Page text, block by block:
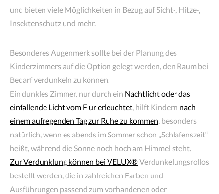
und bieten viele Möglichkeiten in Bezug auf Sicht-, Hitze-,
Insektenschutz und mehr.
Besonderes Augenmerk sollte bei der Planung des
Kinderzimmers auf die Option gelegt werden, den Raum bei
Bedarf verdunkeln zu können.
Ein dunkles Zimmer, nur durch ein Nachtlicht oder das
einfallende Licht vom Flur erleuchtet, hilft Kindern nach
einem aufregenden Tag zur Ruhe zu kommen, besonders
natürlich, wenn es abends im Sommer schon „Schlafenszeit“
heißt, während die Sonne noch hoch am Himmel steht.
Zur Verdunklung können bei VELUX®Verdunkelungsrollos
bestellt werden, die in zahlreichen Farben und
Ausführungen passend zum vorhandenen oder